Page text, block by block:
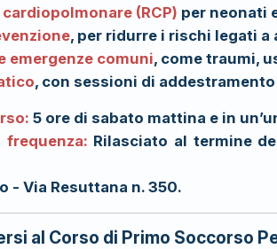
(RCP) per neonati
, per ridurre i rischi legati
emergenze comuni, come traumi,
, con sessioni di
5 ore di sabato mattina e in
Rilasciato al termine
- Via Resuttana n. 350.
al Corso di Primo Soccorso